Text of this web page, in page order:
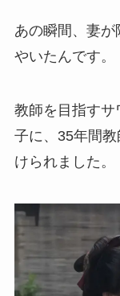
あの瞬間、妻
やいたんです。
教師を目指すサ
子に、35年間
けられました。